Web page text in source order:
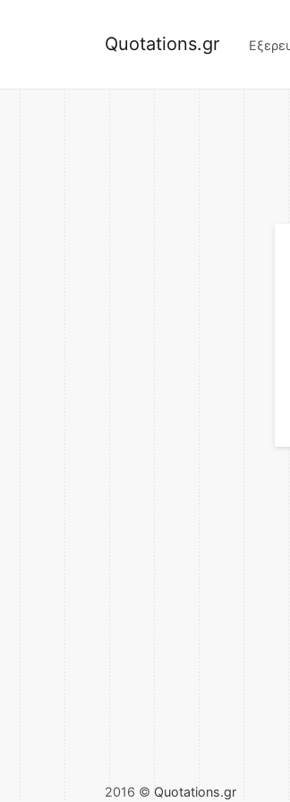
Quotations.gr
2016 © Quotations.gr